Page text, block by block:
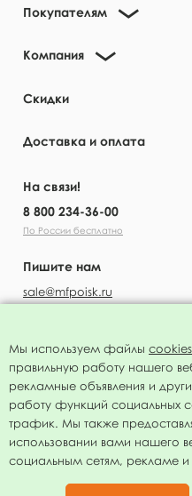
Покупателям
Компания
Скидки
Доставка и оплата
На связи!
8 800 234-36-00
По России бесплатно
Пишите нам
sale@mfpoisk.ru
УЗНАВАЙТЕ ПЕРВЫМИ О
Нажимая на
Мы используем файлы cookies
правильную работу нашего
рекламные объявления и
работу функций социальных
трафик. Мы также
использовании вами нашего
социальным сетям, рекламе